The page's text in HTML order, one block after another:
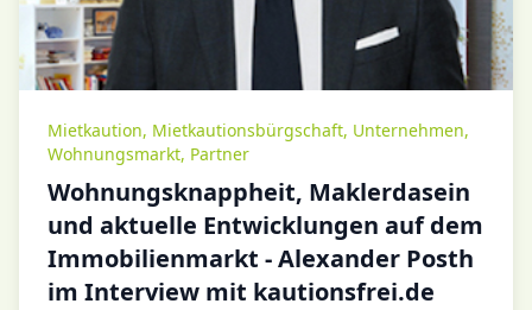
Mietkaution, Mietkautionsbürgschaft, Unternehmen,
Wohnungsmarkt, Partner
Wohnungsknappheit, Maklerdasein
und aktuelle Entwicklungen auf dem
Immobilienmarkt - Alexander Posth
im Interview mit kautionsfrei.de